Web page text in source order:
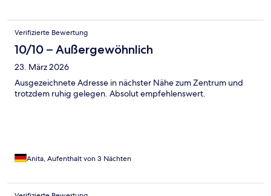
Verifizierte Bewertung
10/10 – Außergewöhnlich
23. März 2026
Ausgezeichnete Adresse in nächster Nähe zum Zentrum und
trotzdem ruhig gelegen. Absolut empfehlenswert.
Anita, Aufenthalt von 3 Nächten